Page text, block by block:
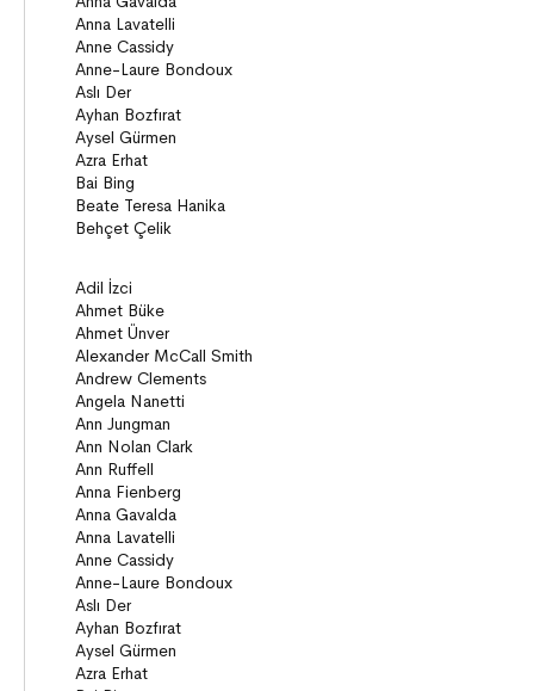
ON8 (15+)
Roman
Diziler
Öyküler
Anlatı
Gizemli Maceralar Koleksiyonu
Diziler
Behiç Ak Yetişkin Kitapları
Öykü